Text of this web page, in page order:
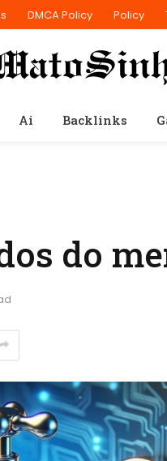
DMCA Policy Policy
Ai Backlinks
do